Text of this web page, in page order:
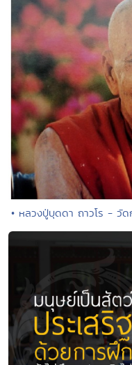
• หลวงปู่บุดดา ถาวโร - วั